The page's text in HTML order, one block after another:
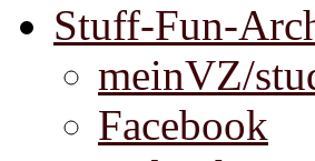
Stuff-Fun-
meinVZ/
Facebook